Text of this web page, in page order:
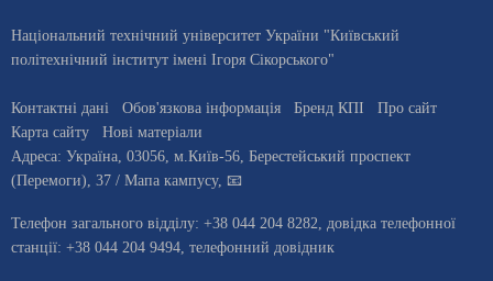
Національний технічний університет України "Київський
політехнічний інститут імені Ігоря Сікорського"
Контактні дані Обов'язкова інформація Бренд КПІ
Про сайт
Карта сайту
Нові матеріали
Адреса: Україна, 03056, м.Київ-56, Берестейський проспект
(Перемоги), 37 / Мапа кампусу, 📧
Телефон загального відділу: +38 044 204 8282 , довiдка телефонної
станцiї: +38 044 204 9494 телефонний довідник